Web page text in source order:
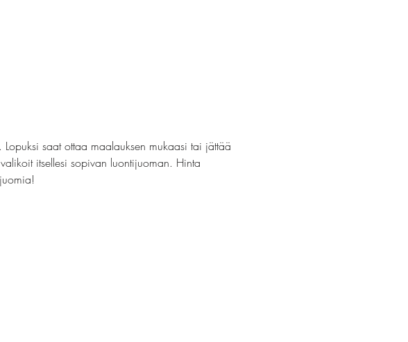
saat ottaa maalauksen mukaasi tai jättää
itsellesi sopivan luontijuoman. Hinta